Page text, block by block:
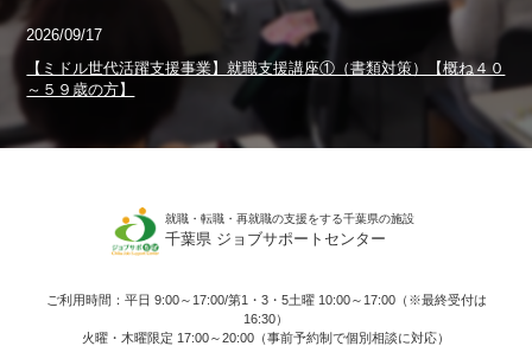
2026/09/17
【ミドル世代活躍支援事業】就職支援講座①（書類対策）【概ね４０
～５９歳の方】
就職・転職・再就職の支援をする千葉県の施設
千葉県 ジョブサポートセンター
ご利用時間：平日 9:00～17:00/第1・3・5土曜 10:00～17:00（※最終受付は
16:30）
火曜・木曜限定 17:00～20:00（事前予約制で個別相談に対応）